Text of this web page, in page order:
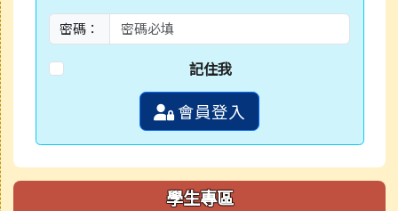
密碼：
記住我
會員登入
學生專區